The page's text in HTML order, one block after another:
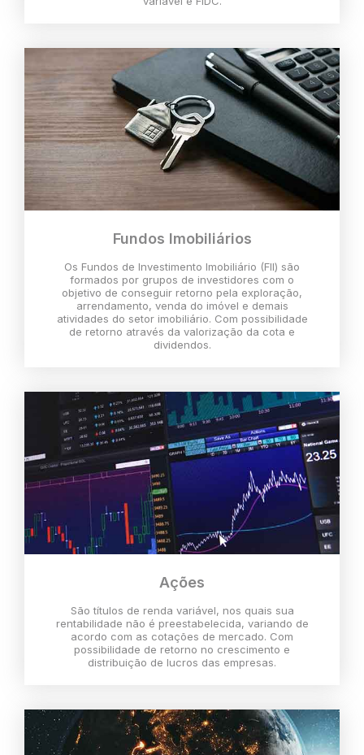
Fundos Imobiliários
Os Fundos de Investimento Imobiliário (FII) são
formados por grupos de investidores com o
objetivo de conseguir retorno pela exploração,
arrendamento, venda do imóvel e demais
atividades do setor imobiliário. Com possibilidade
de retorno através da valorização da cota e
dividendos.
Ações
São títulos de renda variável, nos quais sua
rentabilidade não é preestabelecida, variando de
acordo com as cotações de mercado. Com
possibilidade de retorno no crescimento e
distribuição de lucros das empresas.